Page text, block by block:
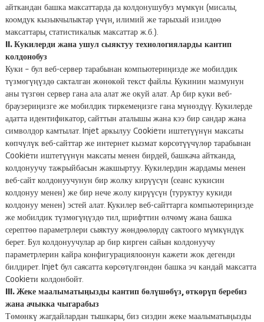
айткандан башка максаттарда да колдонушубуз мүмкүн (мисалы,
коомдук кызыкчылыктар үчүн, илимий же тарыхый изилдөө
максаттары, статистикалык максаттар ж.б.).
II. Кукилерди жана ушул сыяктуу технологияларды кантип
колдонобуз
Куки – бул веб-сервер тарабынан компьютериңизде же мобилдик
түзмөгүңүздө сакталган жөнөкөй текст файлы. Кукинин мазмунун
аны түзгөн сервер гана ала алат же окуй алат. Ар бир куки веб-
браузериңизге же мобилдик тиркемеңизге гана мүнөздүү. Кукилерде
адатта идентификатор, сайттын аталышы жана кээ бир сандар жана
символдор камтылат. Injet аркылуу Cookieти иштетүүнүн максаты
көпчүлүк веб-сайттар же интернет кызмат көрсөтүүчүлөр тарабынан
Cookieти иштетүүнүн максаты менен бирдей, башкача айтканда,
колдонуучу тажрыйбасын жакшыртуу. Кукилердин жардамы менен
веб-сайт колдонуучунун бир жолку кирүүсүн (сеанс кукисин
колдонуу менен) же бир нече жолу кирүүсүн (туруктуу кукиди
колдонуу менен) эстей алат. Кукилер веб-сайттарга компьютериңизде
же мобилдик түзмөгүңүздө тил, шрифттин өлчөмү жана башка
серептөө параметрлери сыяктуу жөндөөлөрдү сактоого мүмкүндүк
берет. Бул колдонуучулар ар бир кирген сайын колдонуучу
параметрлерин кайра конфигурациялоонун кажети жок дегенди
билдирет. Injet бул саясатта көрсөтүлгөндөн башка эч кандай максатта
Cookieти колдонбойт.
III. Жеке маалыматыңызды кантип бөлүшөбүз, өткөрүп беребиз
жана ачыкка чыгарабыз
Төмөнкү жагдайлардан тышкары, биз сиздин жеке маалыматыңызды